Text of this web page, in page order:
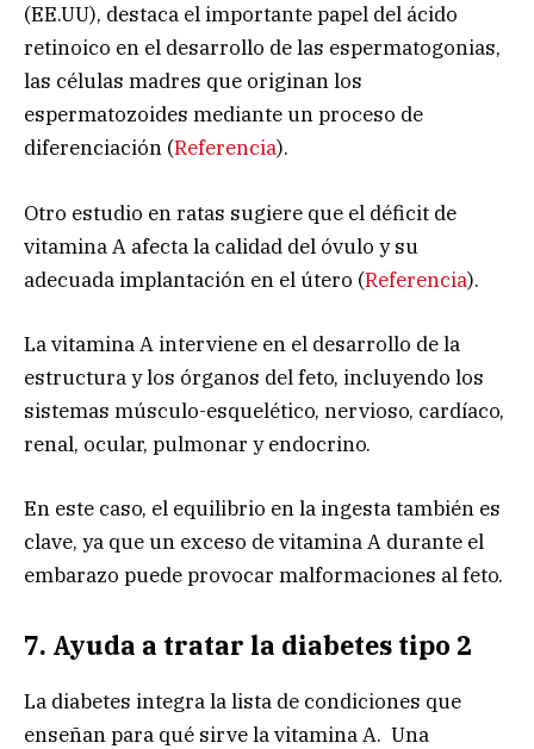
(EE.UU), destaca el importante papel del ácido
retinoico en el desarrollo de las espermatogonias,
las células madres que originan los
espermatozoides mediante un proceso de
diferenciación (Referencia).
Otro estudio en ratas sugiere que el déficit de
vitamina A afecta la calidad del óvulo y su
adecuada implantación en el útero (Referencia).
La vitamina A interviene en el desarrollo de la
estructura y los órganos del feto, incluyendo los
sistemas músculo-esquelético, nervioso, cardíaco,
renal, ocular, pulmonar y endocrino.
En este caso, el equilibrio en la ingesta también es
clave, ya que un exceso de vitamina A durante el
embarazo puede provocar malformaciones al feto.
7. Ayuda a tratar la diabetes tipo 2
La diabetes integra la lista de condiciones que
enseñan para qué sirve la vitamina A. Una